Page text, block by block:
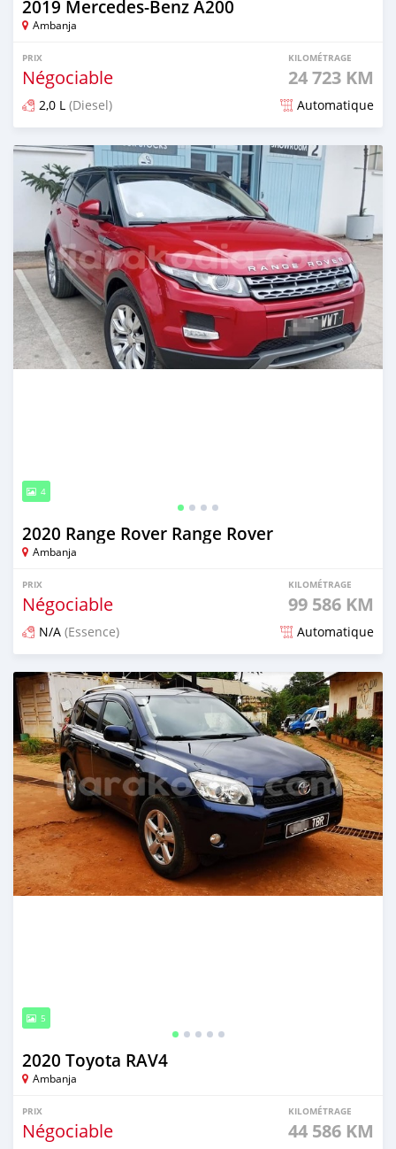
2019 Mercedes-Benz A200
Ambanja
PRIX
Négociable
KILOMÉTRAGE
24 723 KM
2,0 L (Diesel) Automatique
Publié il y a plus d'un an
4
2020 Range Rover Range Rover
Ambanja
PRIX
Négociable
KILOMÉTRAGE
99 586 KM
N/A (Essence) Automatique
Publié il y a environ 2 ans
5
2020 Toyota RAV4
Ambanja
PRIX
Négociable
KILOMÉTRAGE
44 586 KM